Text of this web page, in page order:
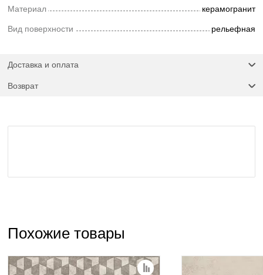
Материал керамогранит
Вид поверхности рельефная
Доставка и оплата
Возврат
Похожие товары